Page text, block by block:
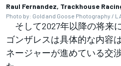
Raul Fernandez, Trackhouse
Photo by: Gold and Goose Photography /
そして2027年以降の将来
ゴンザレスは具体的な内容
ネージャーが進めている交